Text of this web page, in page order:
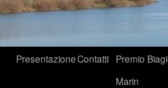
PresentazioneContatti Premio
Marin